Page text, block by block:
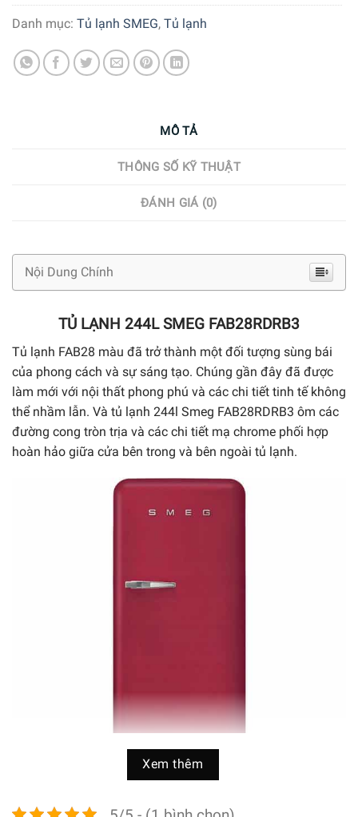
Danh mục: Tủ lạnh SMEG, Tủ lạnh
MÔ TẢ
THÔNG SỐ KỸ THUẬT
ĐÁNH GIÁ (0)
Nội Dung Chính
TỦ LẠNH 244L SMEG FAB28RDRB3
Tủ lạnh FAB28 màu đã trở thành một đối tượng sùng bái
của phong cách và sự sáng tạo. Chúng gần đây đã được
làm mới với nội thất phong phú và các chi tiết tinh tế không
thể nhầm lẫn. Và tủ lạnh 244l Smeg FAB28RDRB3 ôm các
đường cong tròn trịa và các chi tiết mạ chrome phối hợp
hoàn hảo giữa cửa bên trong và bên ngoài tủ lạnh.
Xem thêm